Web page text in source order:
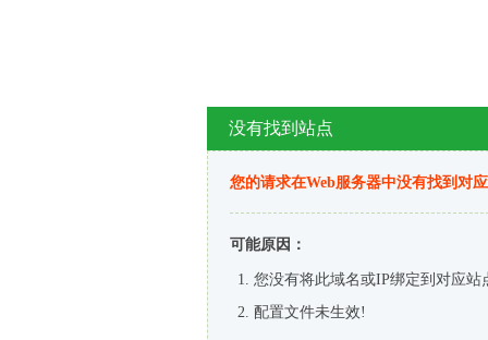
没有找到站点
您的请求在Web服务器中没有找到对
可能原因：
您没有将此域名或IP绑定到对应站
配置文件未生效!